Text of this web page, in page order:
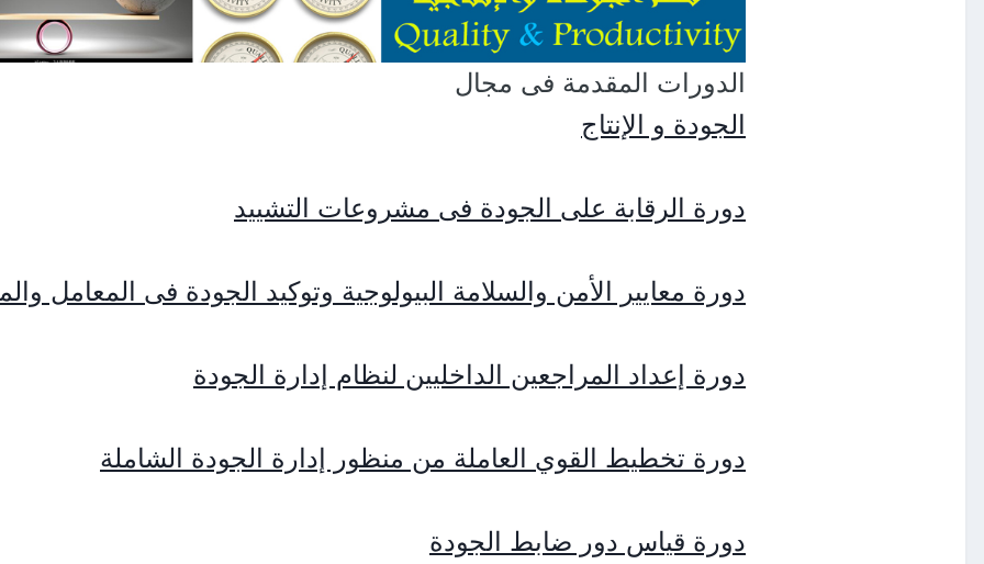
الدورات المقدمة فى مجال
الجودة و الإنتاج
دورة الرقابة على الجودة فى مشروعات التشييد
دورة معايير الأمن والسلامة البيولوجية وتوكيد الجودة فى المعامل
دورة إعداد المراجعين الداخليين لنظام إدارة الجودة
دورة تخطيط القوي العاملة من منظور إدارة الجودة الشاملة
دورة قياس دور ضابط الجودة